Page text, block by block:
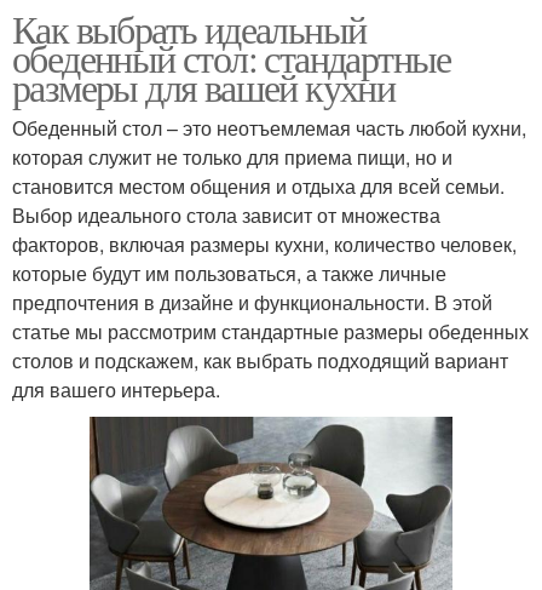
Как выбрать идеальный
обеденный стол: стандартные
размеры для вашей кухни
Обеденный стол – это неотъемлемая часть любой кухни,
которая служит не только для приема пищи, но и
становится местом общения и отдыха для всей семьи.
Выбор идеального стола зависит от множества
факторов, включая размеры кухни, количество человек,
которые будут им пользоваться, а также личные
предпочтения в дизайне и функциональности. В этой
статье мы рассмотрим стандартные размеры обеденных
столов и подскажем, как выбрать подходящий вариант
для вашего интерьера.